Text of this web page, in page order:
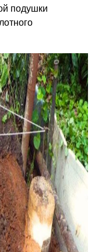
подушки